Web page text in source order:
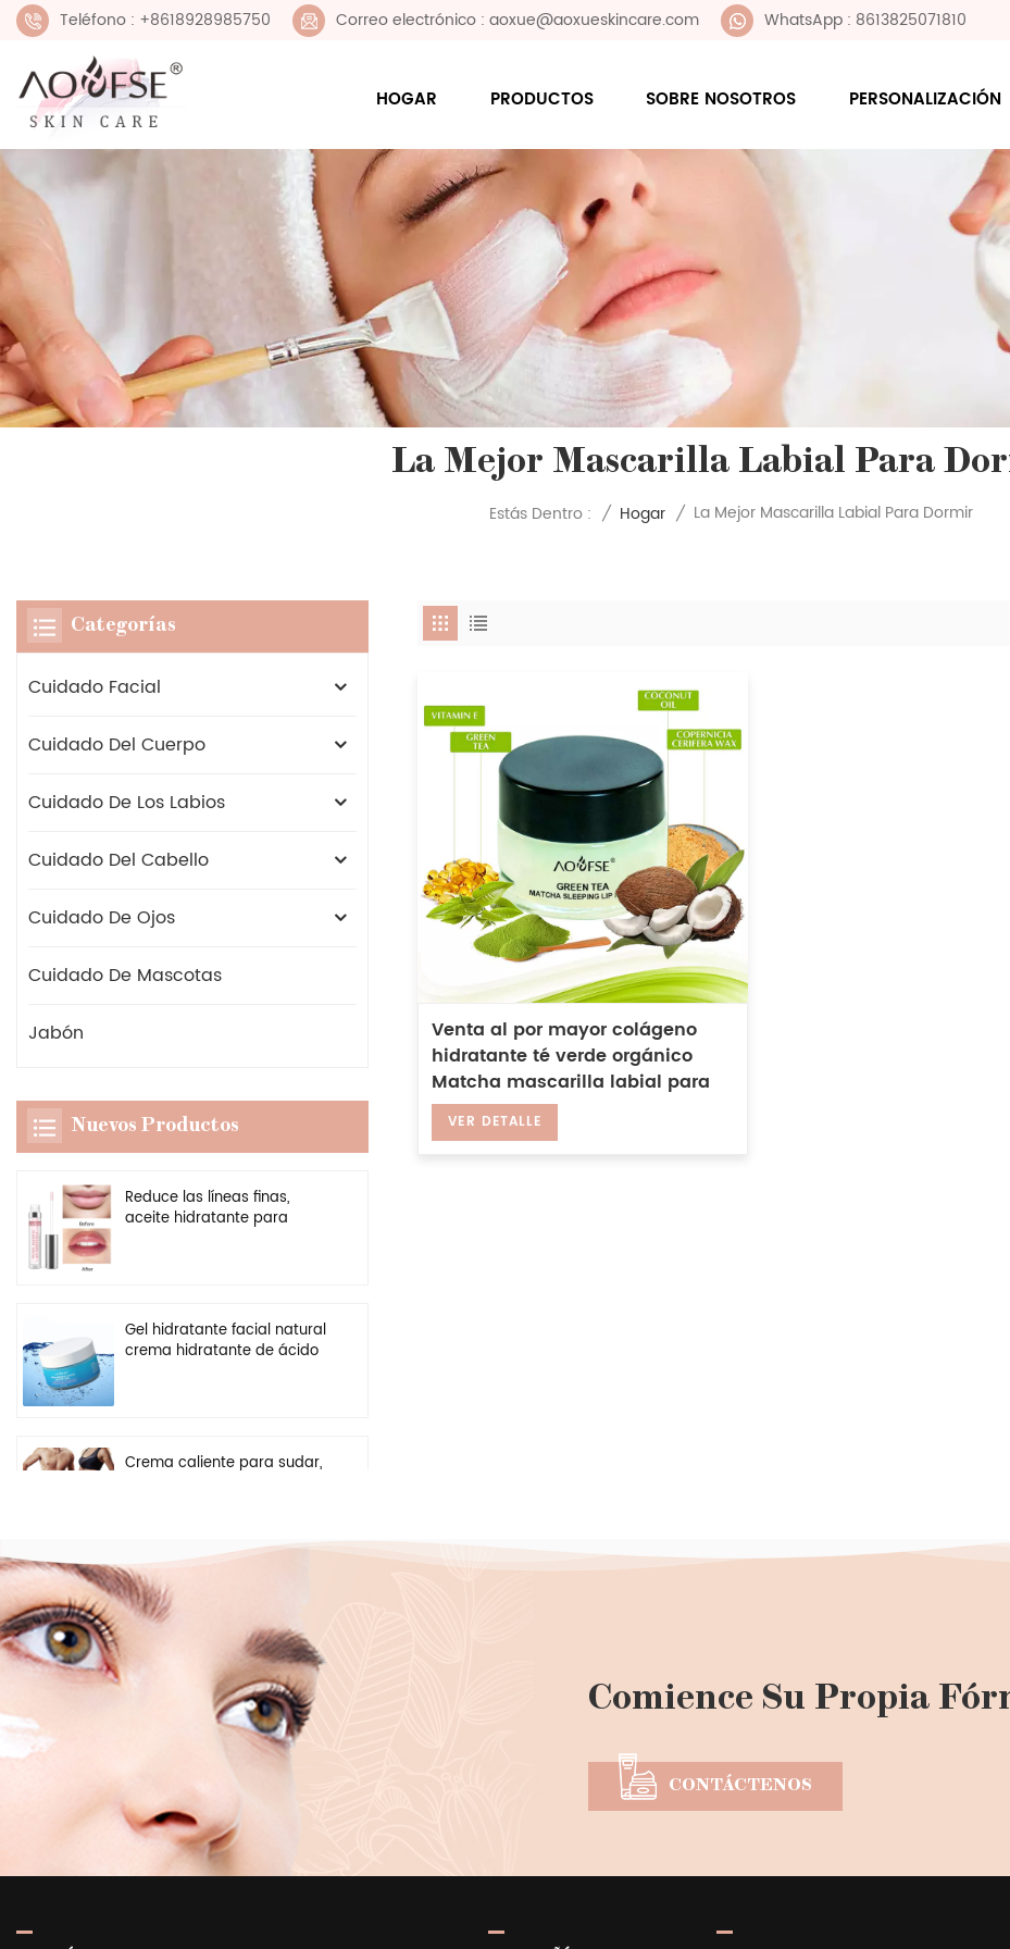
Teléfono : +8618928985750 Correo electrónico : aoxue@aoxueskincare.com WhatsApp : 8613825071810
HOGAR PRODUCTOS SOBRE NOSOTROS PERSONALIZACIÓN
La Mejor Mascarilla Labial Para
Estás Dentro : / Hogar / La Mejor Mascarilla Labial Para Dormir
Venta al por mayor colágeno
hidratante té verde orgánico
Matcha mascarilla labial para
dormir reparación de labios
agrietados
VER DETALLE
Categorías
Cuidado Facial
Cuidado Del Cuerpo
Cuidado De Los Labios
Cuidado Del Cabello
Cuidado De Ojos
Cuidado De Mascotas
Jabón
Nuevos Productos
Reduce las líneas finas,
aceite hidratante para
Gel hidratante facial natural
crema hidratante de ácido
Crema caliente para sudar,
grasa del vientre y el brazo
Ingredientes de seguridad
a base de hierbas
naturales, crema
iluminadora, crema
blanqueadora para el
rostro, las axilas y el cuerpo
Suero puro iluminador
hidratante profundo del
cuidado de la piel de la
etiqueta privada para la
cara
Comience Su Propia
CONTÁCTENOS